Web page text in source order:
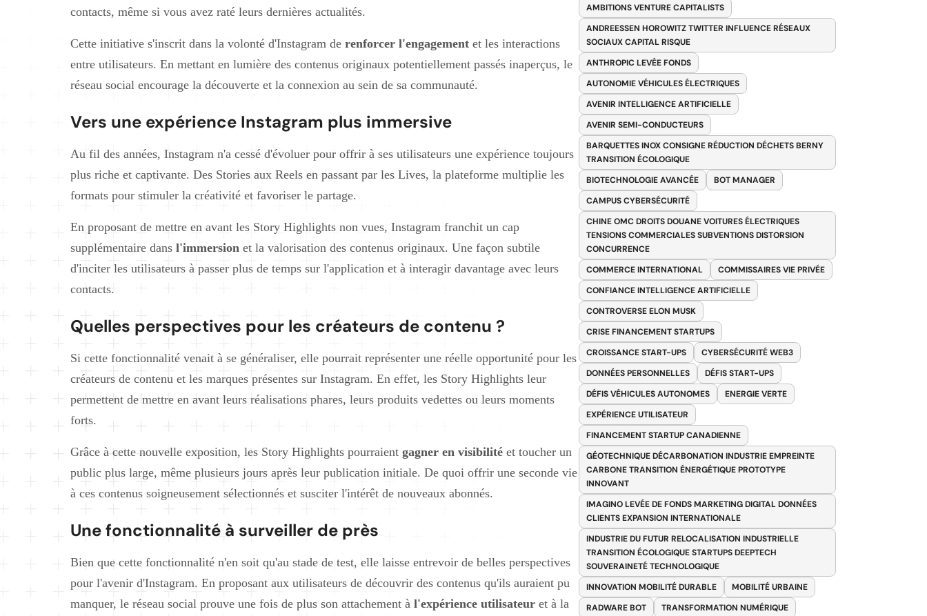
contacts, même si vous avez raté leurs dernières actualités.
Cette initiative s'inscrit dans la volonté d'Instagram de renforcer l'engagement et les interactions
entre utilisateurs. En mettant en lumière des contenus originaux potentiellement passés inaperçus, le
réseau social encourage la découverte et la connexion au sein de sa communauté.
Vers une expérience Instagram plus immersive
Au fil des années, Instagram n'a cessé d'évoluer pour offrir à ses utilisateurs une expérience toujours
plus riche et captivante. Des Stories aux Reels en passant par les Lives, la plateforme multiplie les
formats pour stimuler la créativité et favoriser le partage.
En proposant de mettre en avant les Story Highlights non vues, Instagram franchit un cap
supplémentaire dans l'immersion et la valorisation des contenus originaux. Une façon subtile
d'inciter les utilisateurs à passer plus de temps sur l'application et à interagir davantage avec leurs
contacts.
Quelles perspectives pour les créateurs de contenu ?
Si cette fonctionnalité venait à se généraliser, elle pourrait représenter une réelle opportunité pour les
créateurs de contenu et les marques présentes sur Instagram. En effet, les Story Highlights leur
permettent de mettre en avant leurs réalisations phares, leurs produits vedettes ou leurs moments
forts.
Grâce à cette nouvelle exposition, les Story Highlights pourraient gagner en visibilité et toucher un
public plus large, même plusieurs jours après leur publication initiale. De quoi offrir une seconde vie
à ces contenus soigneusement sélectionnés et susciter l'intérêt de nouveaux abonnés.
Une fonctionnalité à surveiller de près
Bien que cette fonctionnalité n'en soit qu'au stade de test, elle laisse entrevoir de belles perspectives
pour l'avenir d'Instagram. En proposant aux utilisateurs de découvrir des contenus qu'ils auraient pu
manquer, le réseau social prouve une fois de plus son attachement à l'expérience utilisateur et à la
AMBITIONS VENTURE CAPITALISTS
ANDREESSEN HOROWITZ TWITTER INFLUENCE RÉSEAUX
SOCIAUX CAPITAL RISQUE
ANTHROPIC LEVÉE FONDS
AUTONOMIE VÉHICULES ÉLECTRIQUES
AVENIR INTELLIGENCE ARTIFICIELLE
AVENIR SEMI-CONDUCTEURS
BARQUETTES INOX CONSIGNE RÉDUCTION DÉCHETS BERNY
TRANSITION ÉCOLOGIQUE
BIOTECHNOLOGIE AVANCÉE
BOT MANAGER
CAMPUS CYBERSÉCURITÉ
CHINE OMC DROITS DOUANE VOITURES ÉLECTRIQUES
TENSIONS COMMERCIALES SUBVENTIONS DISTORSION
CONCURRENCE
COMMERCE INTERNATIONAL
COMMISSAIRES VIE PRIVÉE
CONFIANCE INTELLIGENCE ARTIFICIELLE
CONTROVERSE ELON MUSK
CRISE FINANCEMENT STARTUPS
CROISSANCE START-UPS
CYBERSÉCURITÉ WEB3
DONNÉES PERSONNELLES
DÉFIS START-UPS
DÉFIS VÉHICULES AUTONOMES
ENERGIE VERTE
EXPÉRIENCE UTILISATEUR
FINANCEMENT STARTUP CANADIENNE
GÉOTECHNIQUE DÉCARBONATION INDUSTRIE EMPREINTE
CARBONE TRANSITION ÉNERGÉTIQUE PROTOTYPE
INNOVANT
IMAGINO LEVÉE DE FONDS MARKETING DIGITAL DONNÉES
CLIENTS EXPANSION INTERNATIONALE
INDUSTRIE DU FUTUR RELOCALISATION INDUSTRIELLE
TRANSITION ÉCOLOGIQUE STARTUPS DEEPTECH
SOUVERAINETÉ TECHNOLOGIQUE
INNOVATION MOBILITÉ DURABLE
MOBILITÉ URBAINE
RADWARE BOT
TRANSFORMATION NUMÉRIQUE